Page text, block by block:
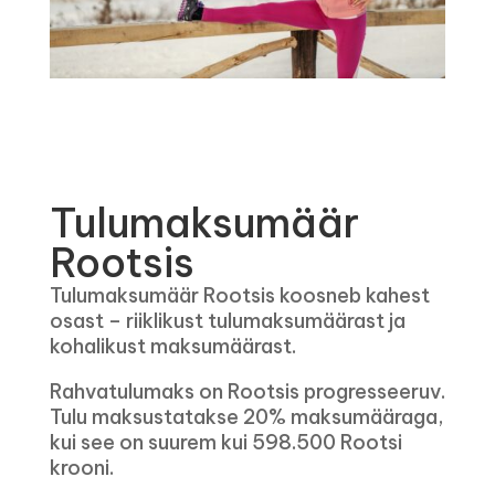
Tulumaksumäär
Rootsis
Tulumaksumäär Rootsis koosneb kahest
osast – riiklikust tulumaksumäärast ja
kohalikust maksumäärast.
Rahvatulumaks on Rootsis progresseeruv.
Tulu maksustatakse 20% maksumääraga,
kui see on suurem kui 598.500 Rootsi
krooni.